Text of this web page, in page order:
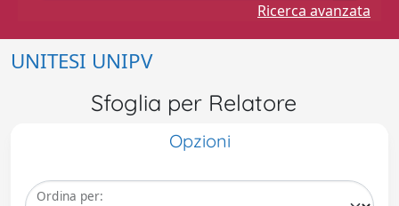
Ricerca avanzata
UNITESI UNIPV
Sfoglia per Relatore
Opzioni
Ordina per: